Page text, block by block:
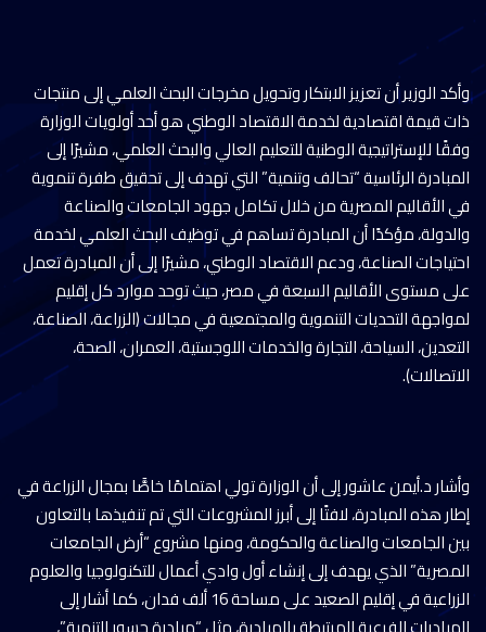
وأكد الوزير أن تعزيز الابتكار وتحويل مخرجات البحث العلمي إلى منتجات
ذات قيمة اقتصادية لخدمة الاقتصاد الوطني هو أحد أولويات الوزارة
وفقًا للإستراتيجية الوطنية للتعليم العالي والبحث العلمي، مشيرًا إلى
المبادرة الرئاسية “تحالف وتنمية” التي تهدف إلى تحقيق طفرة تنموية
في الأقاليم المصرية من خلال تكامل جهود الجامعات والصناعة
والدولة، مؤكدًا أن المبادرة تساهم في توظيف البحث العلمي لخدمة
احتياجات الصناعة، ودعم الاقتصاد الوطني، مشيرًا إلى أن المبادرة تعمل
على مستوى الأقاليم السبعة في مصر، حيث توحد موارد كل إقليم
لمواجهة التحديات التنموية والمجتمعية في مجالات (الزراعة، الصناعة،
التعدين، السياحة، التجارة والخدمات اللوجستية، العمران، الصحة،
الاتصالات).
وأشار د.أيمن عاشور إلى أن الوزارة تولي اهتمامًا خاصًّا بمجال الزراعة في
إطار هذه المبادرة، لافتًا إلى أبرز المشروعات التي تم تنفيذها بالتعاون
بين الجامعات والصناعة والحكومة، ومنها مشروع “أرض الجامعات
المصرية” الذي يهدف إلى إنشاء أول وادي أعمال للتكنولوجيا والعلوم
الزراعية في إقليم الصعيد على مساحة 16 ألف فدان، كما أشار إلى